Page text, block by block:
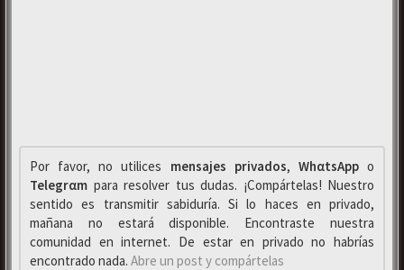
Por favor, no utilices mensajes privados, WhαtsAppo
Telegrαm para resolver tus dudas. ¡Compártelas! Nuestro
sentido es transmitir sabiduría. Si lo haces en privado,
mañana no estará disponible. Encontraste nuestra
comunidad en internet. De estar en privado no habrías
encontrado nada. Abre un post y compártelas